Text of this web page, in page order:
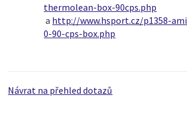
thermolean-box-90cps.php
a http://www.hsport.cz/p1358-
0-90-cps-box.php
Návrat na přehled dotazů